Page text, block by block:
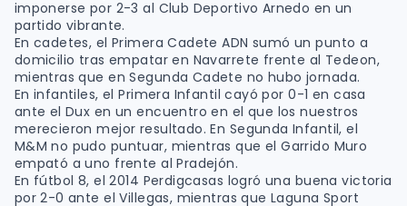
imponerse por 2-3 al Club Deportivo Arnedo en un
partido vibrante.
En cadetes, el Primera Cadete ADN sumó un punto a
domicilio tras empatar en Navarrete frente al Tedeon,
mientras que en Segunda Cadete no hubo jornada.
En infantiles, el Primera Infantil cayó por 0-1 en casa
ante el Dux en un encuentro en el que los nuestros
merecieron mejor resultado. En Segunda Infantil, el
M&M no pudo puntuar, mientras que el Garrido Muro
empató a uno frente al Pradejón.
En fútbol 8, el 2014 Perdigcasas logró una buena victoria
por 2-0 ante el Villegas, mientras que Laguna Sport